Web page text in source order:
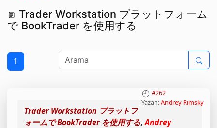
Trader Workstation プラットフォーム
で BookTrader を使用する
1
#262
Yazan:Andrey Rimsky
Trader Workstation プラットフ
ォームで BookTrader を使用する,Andrey